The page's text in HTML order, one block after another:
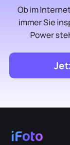
Ob im
immer Sie
Power